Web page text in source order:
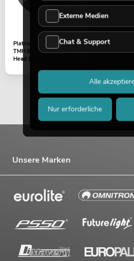
Platine (Main board 2) LED
TMH Bar H240 Moving-
Head Beam/Flower...
Unsere Marken
Externe Medien
Chat & Support
Nur erforderliche
Alle